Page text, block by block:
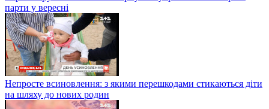
парти у вересні
Непросте всиновлення: з якими перешкодами стикаються діти
на шляху до нових родин